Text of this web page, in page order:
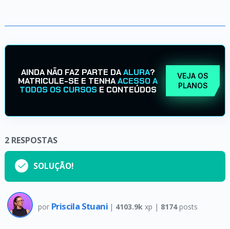
AINDA NÃO FAZ PARTE DAALURA?
MATRICULE-SE E TENHAACESSO A
TODOS OS CURSOS E CONTEÚDOS
VEJA OS
PLANOS
2 RESPOSTAS
SOLUÇÃO!
por Priscila Stuani | 4103.9k xp | 8174posts